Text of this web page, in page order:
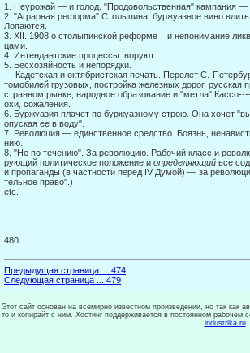
1. Неурожай — и голод. "Продовольственная" кампания —
2. "Аграрная реформа" Столыпина: буржуазное вино влить
Лопаются.
3. XII. 1908 о столыпинской реформе и непонимание
цами.
4. Интендантские процессы: воруют.
5. Бесхозяйность и непорядки.
— Кадетская и октябристская печать. Перелет С.-
томобилей грузовых, постройка железных дорог, русская
странном рынке, народное образование и "метла"
охи, сожаления.
6. Буржуазия плачет по буржуазному строю. Она хочет
опуская ее в воду".
7. Революция — единственное средство. Боязнь,
нию.
8. "Не по течению". За революцию. Рабочий класс и
рующий политическое положение и определяющий все
и пропаганды (в частности перед IV Думой) — за
тельное право".)
etc.
480
Предыдущая страница ... 474
Следующая страница ... 479
Этот сайт основан на всемирно известном произведении, но так как
то и копирайт с ним. Хостинг поддерживается в постоянном рабочем
industrika.ru.